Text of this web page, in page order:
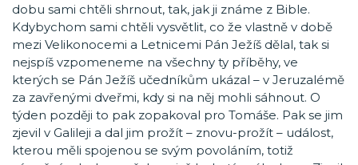
dobu sami chtěli shrnout, tak, jak ji známe z Bible.
Kdybychom sami chtěli vysvětlit, co že vlastně v době
mezi Velikonocemi a Letnicemi Pán Ježíš dělal, tak si
nejspíš vzpomeneme na všechny ty příběhy, ve
kterých se Pán Ježíš učedníkům ukázal – v Jeruzalémě
za zavřenými dveřmi, kdy si na něj mohli sáhnout. O
týden později to pak zopakoval pro Tomáše. Pak se jim
zjevil v Galileji a dal jim prožít – znovu-prožít – událost,
kterou měli spojenou se svým povoláním, totiž